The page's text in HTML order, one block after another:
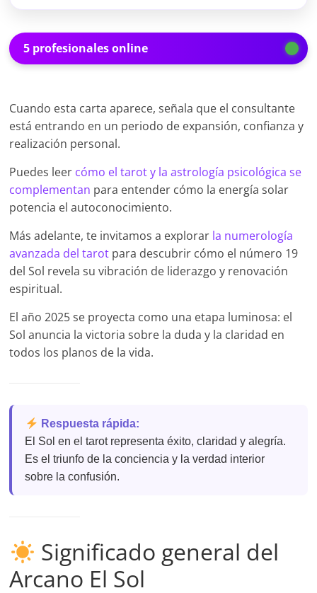
5 profesionales online
Cuando esta carta aparece, señala que el consultante
está entrando en un periodo de expansión, confianza y
realización personal.
Puedes leer cómo el tarot y la astrología psicológica se
complementan para entender cómo la energía solar
potencia el autoconocimiento.
Más adelante, te invitamos a explorar la numerología
avanzada del tarot para descubrir cómo el número 19
del Sol revela su vibración de liderazgo y renovación
espiritual.
El año 2025 se proyecta como una etapa luminosa: el
Sol anuncia la victoria sobre la duda y la claridad en
todos los planos de la vida.
Respuesta rápida:
El Sol en el tarot representa éxito, claridad y alegría.
Es el triunfo de la conciencia y la verdad interior
sobre la confusión.
Significado general del
Arcano El Sol